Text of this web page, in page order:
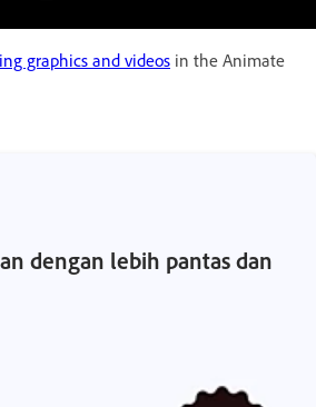
graphics and videos in the Animate
dengan lebih pantas dan